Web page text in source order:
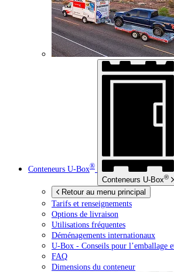
Conteneurs U-Box®
Conteneurs U-Box®
Retour au menu principal
Tarifs et renseignements
Options de livraison
Utilisations fréquentes
Déménagements internationaux
U-Box - Conseils pour l’emballage
FAQ
Dimensions du conteneur